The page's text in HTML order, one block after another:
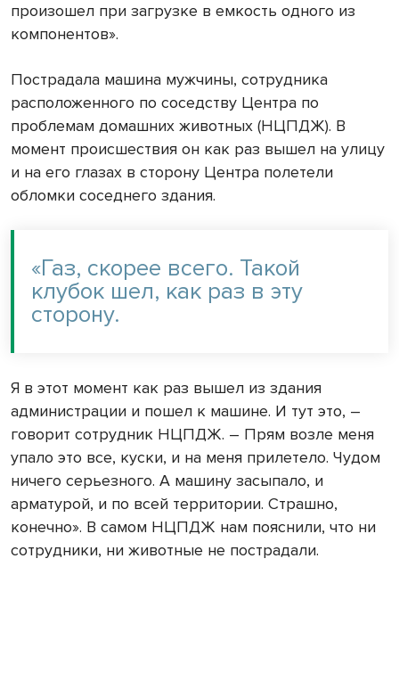
произошел при загрузке в емкость одного из
компонентов».
Пострадала машина мужчины, сотрудника
расположенного по соседству Центра по
проблемам домашних животных (НЦПДЖ). В
момент происшествия он как раз вышел на улицу
и на его глазах в сторону Центра полетели
обломки соседнего здания.
«Газ, скорее всего. Такой
клубок шел, как раз в эту
сторону.
Я в этот момент как раз вышел из здания
администрации и пошел к машине. И тут это, –
говорит сотрудник НЦПДЖ. – Прям возле меня
упало это все, куски, и на меня прилетело. Чудом
ничего серьезного. А машину засыпало, и
арматурой, и по всей территории. Страшно,
конечно». В самом НЦПДЖ нам пояснили, что ни
сотрудники, ни животные не пострадали.